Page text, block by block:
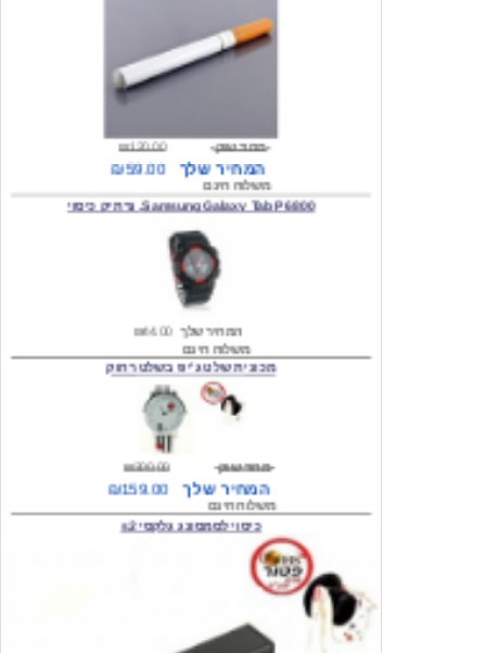
₪120.00
משלוח חינם
Samsung Galaxy Tab P6800, נרתיק כיסוי
המחיר שלך
משלוח חינם
₪300.00 מחיר שוק
₪159.00
כיסוי לסמסונג גלקסי s2